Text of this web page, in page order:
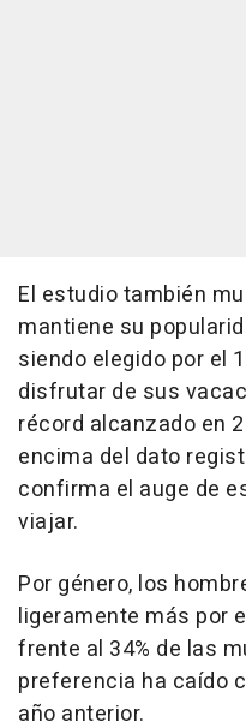
El estudio también
mantiene su
siendo elegido por el
disfrutar de sus
récord alcanzado en
encima del dato
confirma el auge de
viajar.
Por género, los
ligeramente más por
frente al 34% de las
preferencia ha caído
año anterior.